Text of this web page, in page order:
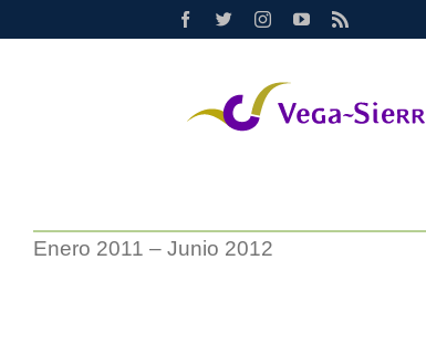
Facebook
TwitterInstagram
YouTube
Rss
Enero 2011 – Junio 2012